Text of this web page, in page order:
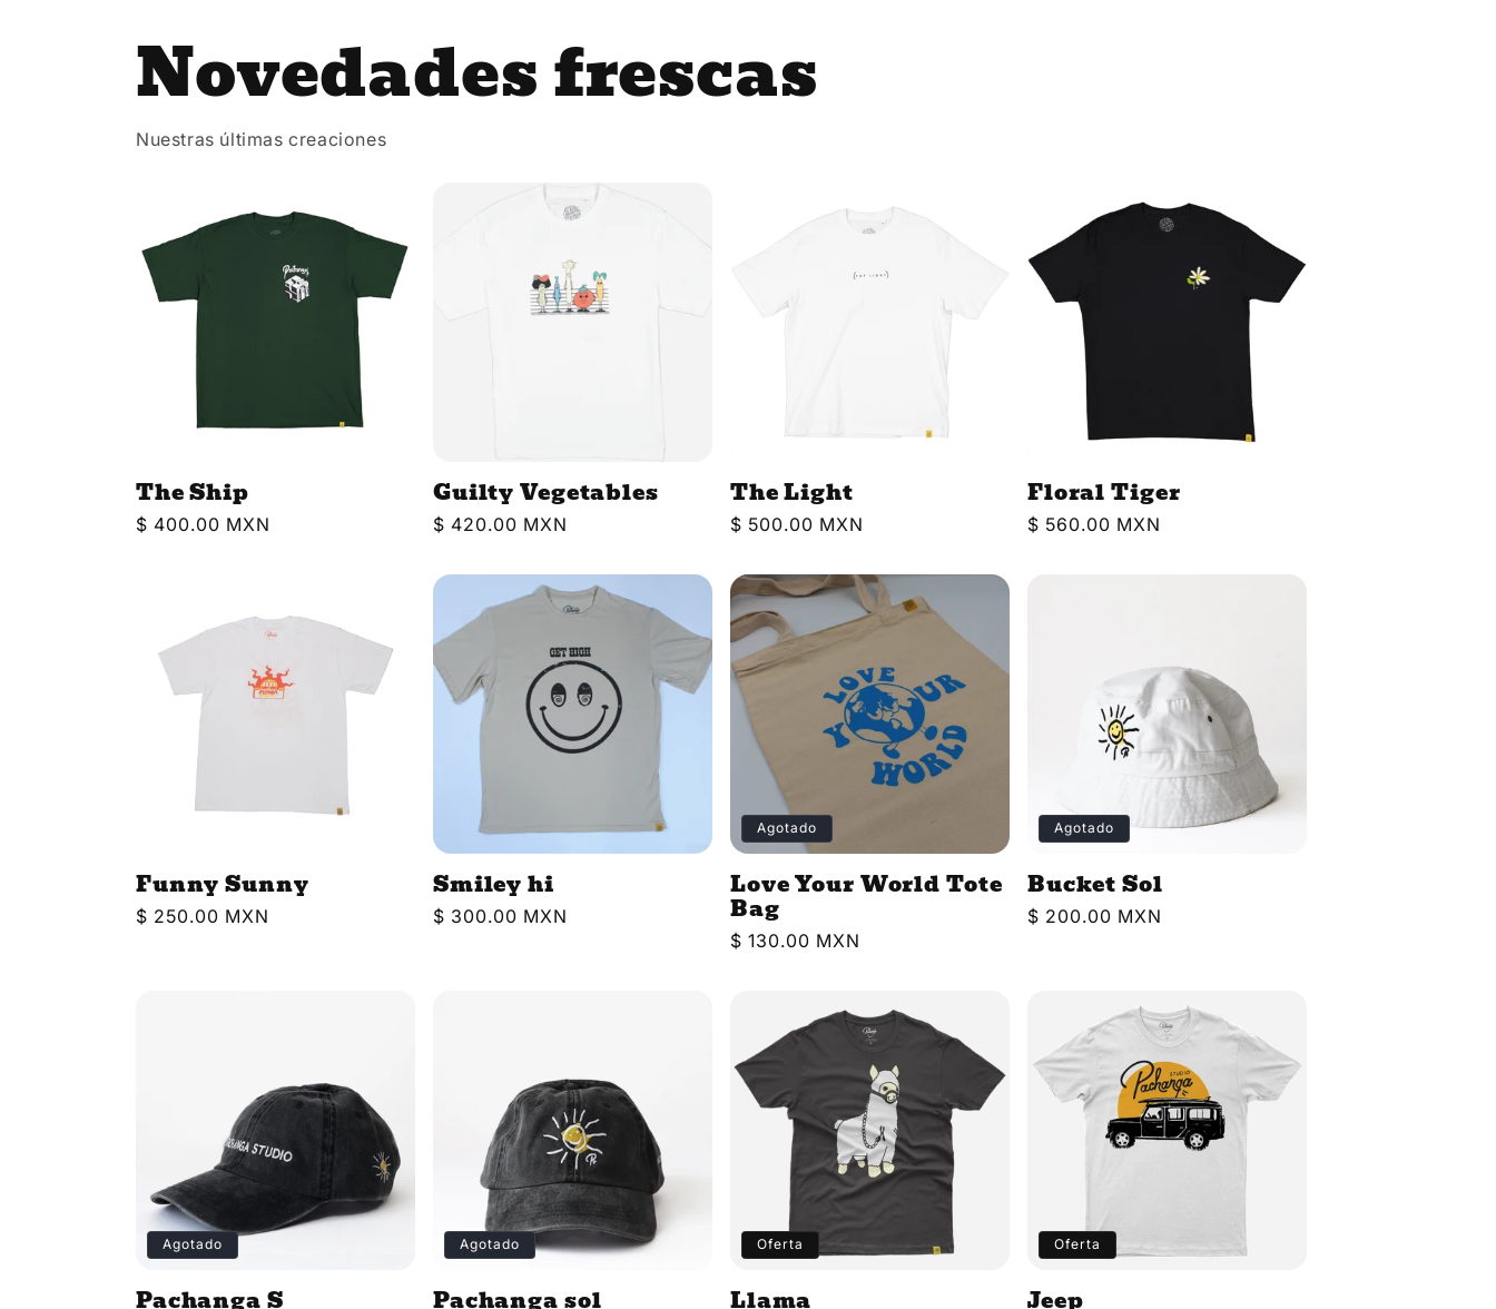
Novedades frescas
Nuestras últimas creaciones
The Ship
Precio
$ 400.00 MXN
Guilty Vegetables
Precio
$ 420.00 MXN
The Light
Precio
$ 500.00 MXN
Floral Tiger
Precio
$ 560.00 MXN
Funny Sunny
Precio
$ 250.00 MXN
Smiley hi
Precio
$ 300.00 MXN
Agotado
Love Your World Tote
Bag
Precio
$ 130.00 MXN
Agotado
Bucket Sol
Precio
$ 200.00 MXN
Agotado
Pachanga S
Agotado
Pachanga sol
Oferta
Llama
Oferta
Jeep